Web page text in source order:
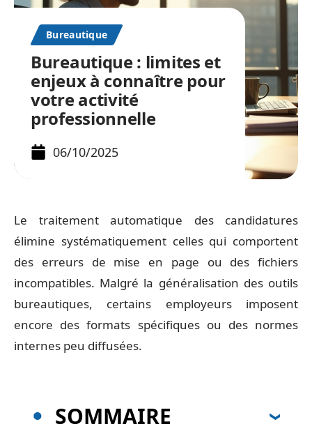
Bureautique
Bureautique : limites et
enjeux à connaître pour
votre activité
professionnelle
06/10/2025
Le traitement automatique des candidatures
élimine systématiquement celles qui comportent
des erreurs de mise en page ou des fichiers
incompatibles. Malgré la généralisation des outils
bureautiques, certains employeurs imposent
encore des formats spécifiques ou des normes
internes peu diffusées.
SOMMAIRE